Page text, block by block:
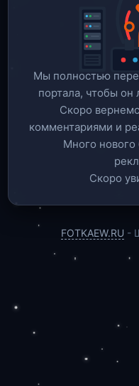
Мы полностью
портала, чтобы он
Скоро
комментариями и
Много нового
Скоро
FOTKAEW.RU -